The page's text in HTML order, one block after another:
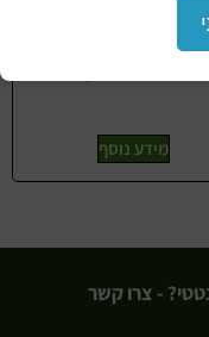
מידע נוסף
- צרו קשר